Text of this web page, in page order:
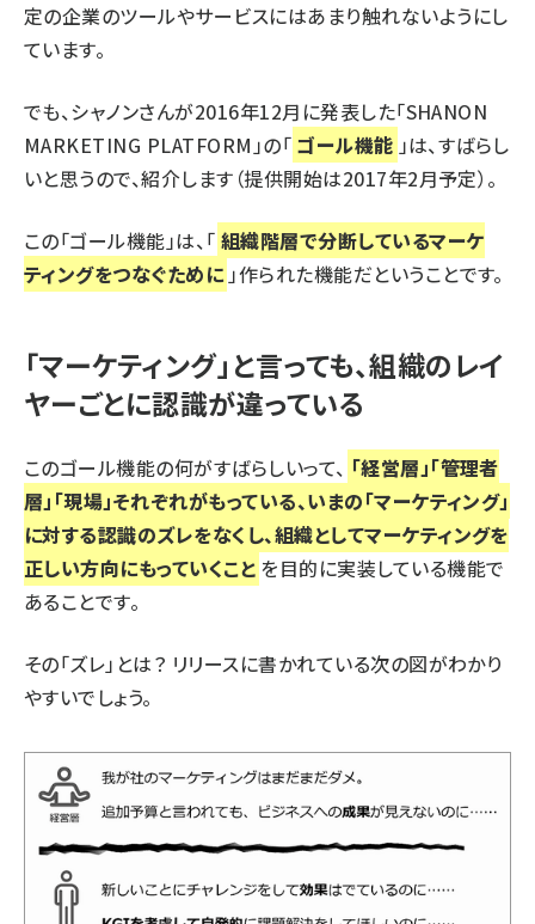
定の企業のツールやサービスにはあまり触れないようにし
ています。
でも、シャノンさんが2016年12月に発表した「SHANON
MARKETING PLATFORM」の「 ゴール機能 」は、すばらし
いと思うので、紹介します（提供開始は2017年2月予定）。
この「ゴール機能」は、「 組織階層で分断しているマーケ
ティングをつなぐために」作られた機能だということです。
「マーケティング」と言っても、組織のレイ
ヤーごとに認識が違っている
このゴール機能の何がすばらしいって、 「経営層」「管理者
層」「現場」それぞれがもっている、いまの「マーケティング」
に対する認識のズレをなくし、組織としてマーケティングを
正しい方向にもっていくこと を目的に実装している機能で
あることです。
その「ズレ」とは？ リリースに書かれている次の図がわかり
やすいでしょう。